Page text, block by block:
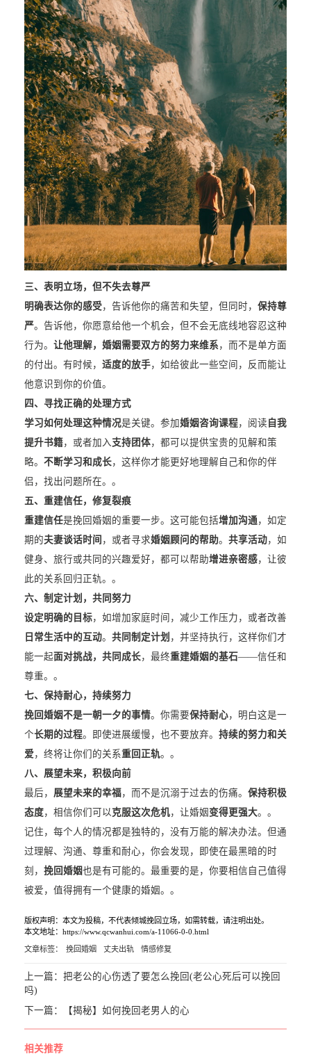
三、 表明立场，但不失去尊严
明确表达你的感受，告诉他你的痛苦和失望，但同时， 保持尊
严。告诉他，你愿意给他一个机会，但不会无底线地容忍这种
行为。 让他理解，婚姻需要双方的努力来维系 ，而不是单方面
的付出。有时候， 适度的放手，如给彼此一些空间，反而能让
他意识到你的价值。
四、 寻找正确的处理方式
学习如何处理这种情况是关键。参加婚姻咨询课程，阅读 自我
提升书籍，或者加入支持团体，都可以提供宝贵的见解和策
略。 不断学习和成长，这样你才能更好地理解自己和你的伴
侣，找出问题所在。。
五、 重建信任，修复裂痕
重建信任是挽回婚姻的重要一步。这可能包括增加沟通 ，如定
期的夫妻谈话时间 ，或者寻求婚姻顾问的帮助。 共享活动，如
健身、旅行或共同的兴趣爱好，都可以帮助增进亲密感，让彼
此的关系回归正轨。。
六、 制定计划，共同努力
设定明确的目标，如增加家庭时间，减少工作压力，或者改善
日常生活中的互动。 共同制定计划 ，并坚持执行，这样你们才
能一起面对挑战，共同成长，最终重建婚姻的基石——信任和
尊重。。
七、 保持耐心，持续努力
挽回婚姻不是一朝一夕的事情。你需要保持耐心，明白这是一
个长期的过程。即使进展缓慢，也不要放弃。 持续的努力和关
爱 ，终将让你们的关系重回正轨。。
八、 展望未来，积极向前
最后， 展望未来的幸福，而不是沉溺于过去的伤痛。 保持积极
态度，相信你们可以克服这次危机，让婚姻 变得更强大。。
记住，每个人的情况都是独特的，没有万能的解决办法。但通
过理解、沟通、尊重和耐心，你会发现，即使在最黑暗的时
刻， 挽回婚姻也是有可能的。最重要的是，你要相信自己值得
被爱，值得拥有一个健康的婚姻。。
版权声明：本文为投稿，不代表倾城挽回立场，如需转载，请注明出处。
本文地址：https://www.qcwanhui.com/a-11066-0-0.html
文章标签： 挽回婚姻 丈夫出轨 情感修复
上一篇： 把老公的心伤透了要怎么挽回(老公心死后可以挽回
吗)
下一篇：
【揭秘】如何挽回老男人的心
相关推荐